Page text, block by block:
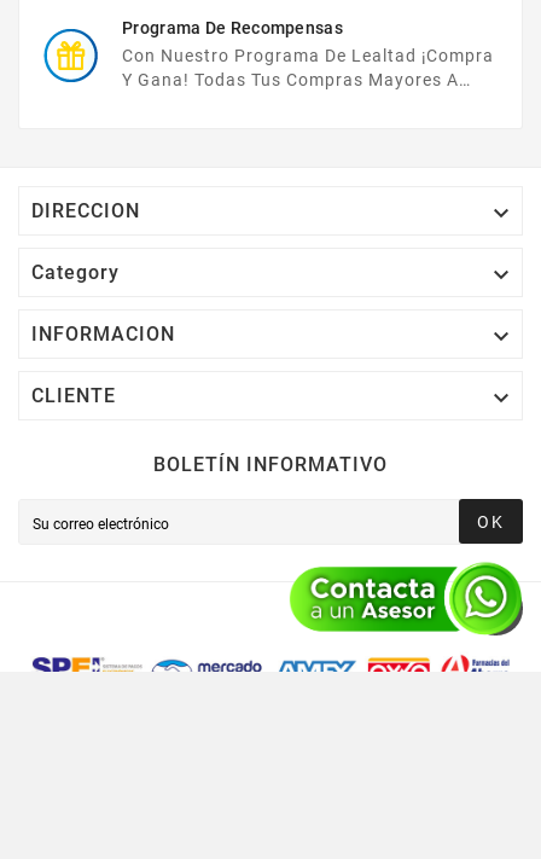
Programa De Recompensas
Con Nuestro Programa De Lealtad ¡compra
Y Gana! Todas Tus Compras Mayores A
DIRECCION 
Category 
INFORMACION 
CLIENTE 
BOLETÍN INFORMATIVO
OK